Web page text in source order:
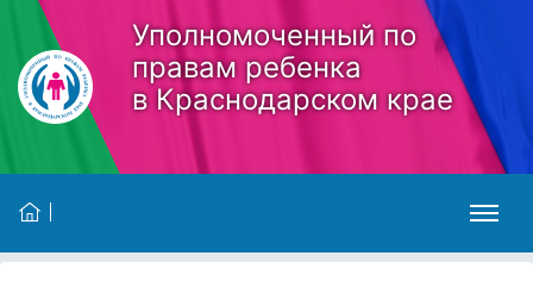
Skip to main content
Уполномоченный по
правам ребенка
в Краснодарском крае